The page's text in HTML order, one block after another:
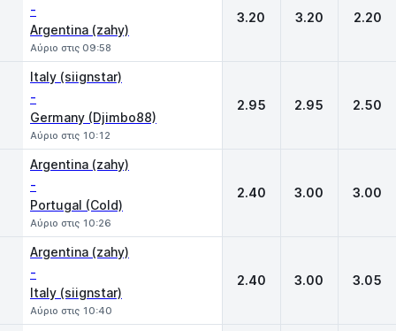
-
Argentina (zahy)
Αύριο στις 09:58
3.20 3.20 2.20
Italy (siignstar)
-
Germany (Djimbo88)
Αύριο στις 10:12
2.95 2.95 2.50
Argentina (zahy)
-
Portugal (Cold)
Αύριο στις 10:26
2.40 3.00 3.00
Argentina (zahy)
-
Italy (siignstar)
Αύριο στις 10:40
2.40 3.00 3.05